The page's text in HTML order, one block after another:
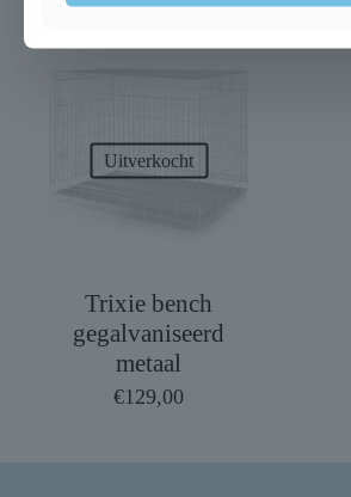
Uitverkocht
Trixie bench
gegalvaniseerd
metaal
€129,00